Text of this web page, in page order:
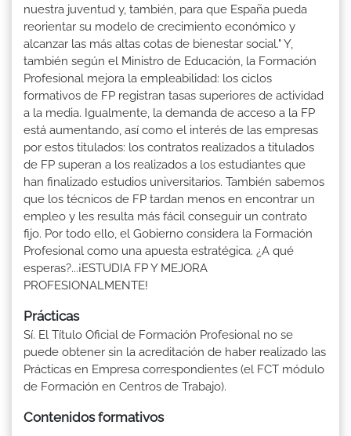
nuestra juventud y, también, para que España pueda
reorientar su modelo de crecimiento económico y
alcanzar las más altas cotas de bienestar social." Y,
también según el Ministro de Educación, la Formación
Profesional mejora la empleabilidad: los ciclos
formativos de FP registran tasas superiores de actividad
a la media. Igualmente, la demanda de acceso a la FP
está aumentando, así como el interés de las empresas
por estos titulados: los contratos realizados a titulados
de FP superan a los realizados a los estudiantes que
han finalizado estudios universitarios. También sabemos
que los técnicos de FP tardan menos en encontrar un
empleo y les resulta más fácil conseguir un contrato
fijo. Por todo ello, el Gobierno considera la Formación
Profesional como una apuesta estratégica. ¿A qué
esperas?...¡ESTUDIA FP Y MEJORA
PROFESIONALMENTE!
Prácticas
Sí. El Título Oficial de Formación Profesional no se
puede obtener sin la acreditación de haber realizado las
Prácticas en Empresa correspondientes (el FCT módulo
de Formación en Centros de Trabajo).
Contenidos formativos